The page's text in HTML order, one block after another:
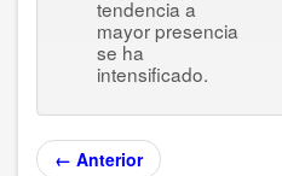
tendencia a
mayor presencia
se ha
intensificado.
← Anterior